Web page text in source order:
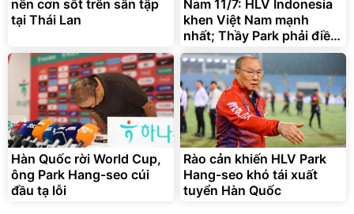
nhất; Thầy Park phải điều
trần
Hàn Quốc rời World Cup,
ông Park Hang-seo cúi
đầu tạ lỗi
Rào cản khiến HLV Park
Hang-seo khó tái xuất
tuyển Hàn Quốc